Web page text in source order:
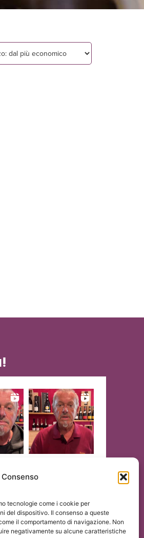
tecnologie come i cookie per
del dispositivo. Il consenso a queste
il comportamento di navigazione. Non
negativamente su alcune caratteristiche